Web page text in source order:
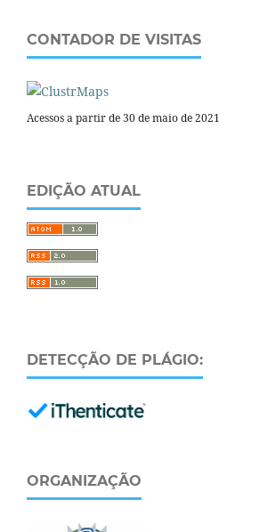
CONTADOR DE VISITAS
Acessos a partir de 30 de maio de 2021
EDIÇÃO ATUAL
DETECÇÃO DE PLÁGIO:
ORGANIZAÇÃO